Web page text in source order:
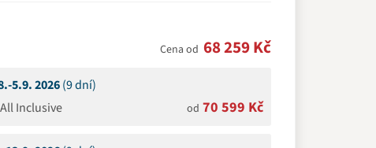
Cena od 68 259 Kč
5.9. 2026(9 dní)
All Inclusive
od 70 599 Kč